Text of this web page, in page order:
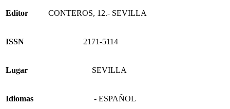
Editor CONTEROS, 12.- SEVILLA
ISSN 2171-5114
Lugar SEVILLA
Idiomas - ESPAÑOL